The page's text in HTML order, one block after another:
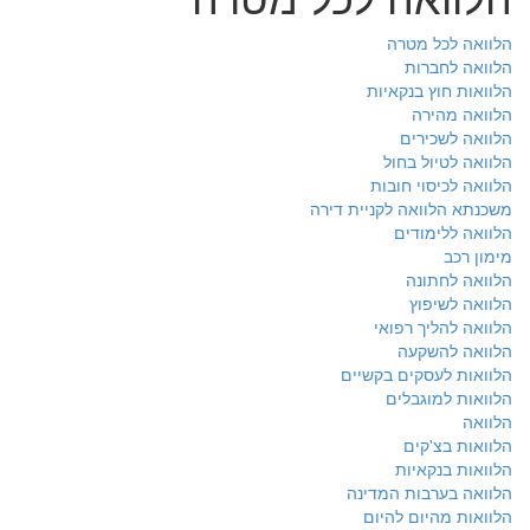
הלוואה לכל מטרה
הלוואה לחברות
הלוואות חוץ בנקאיות
הלוואה מהירה
הלוואה לשכירים
הלוואה לטיול בחול
הלוואה לכיסוי חובות
משכנתא הלוואה לקניית דירה
הלוואה ללימודים
מימון רכב
הלוואה לחתונה
הלוואה לשיפוץ
הלוואה להליך רפואי
הלוואה להשקעה
הלוואות לעסקים בקשיים
הלוואות למוגבלים
הלוואה
הלוואות בצ'קים
הלוואות בנקאיות
הלוואה בערבות המדינה
הלוואות מהיום להיום